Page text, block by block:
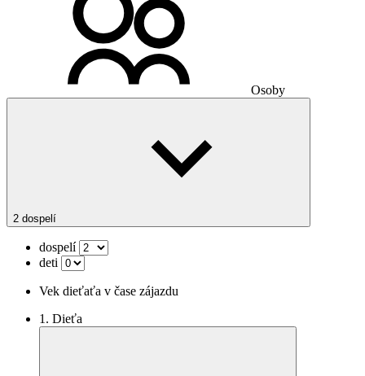
Osoby
2 dospelí
dospelí
deti
Vek dieťaťa v čase zájazdu
1. Dieťa